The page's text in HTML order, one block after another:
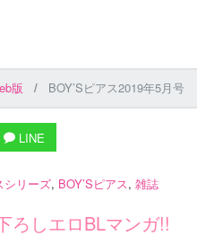
版 BOY’Sピアス2019年5月号
LINE
シリーズ, BOY’Sピアス, 雑誌
ろしエロBLマンガ!!